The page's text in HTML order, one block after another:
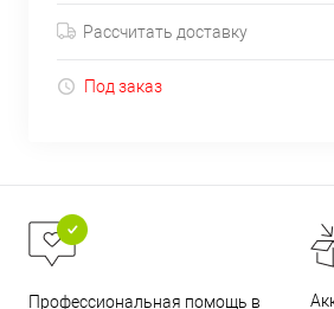
Рассчитать доставку
Под заказ
Профессиональная помощь в